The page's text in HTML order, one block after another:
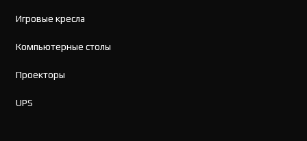
Игровые кресла
Компьютерные столы
Проекторы
UPS